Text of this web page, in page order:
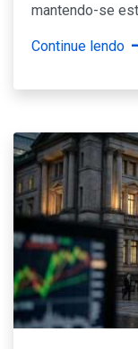
mantendo-se
Continue lendo